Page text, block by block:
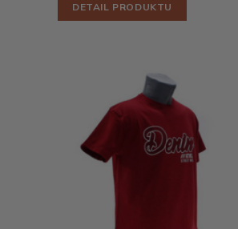
DETAIL PRODUKTU